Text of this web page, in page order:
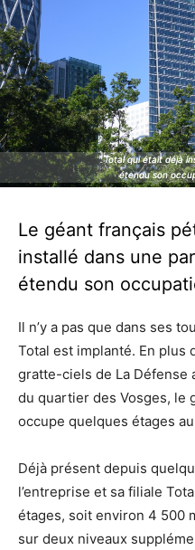
Total qui était déjà
étendu son
Total qui était déjà
étendu son
Le géant français
installé dans une
étendu son
Il n’y a pas que dans ses
Total est implanté. En plus
gratte-ciels de La Défense
du quartier des Vosges, le
occupe quelques étages
Déjà présent depuis
l’entreprise et sa filiale
étages, soit environ 4 500
sur deux niveaux